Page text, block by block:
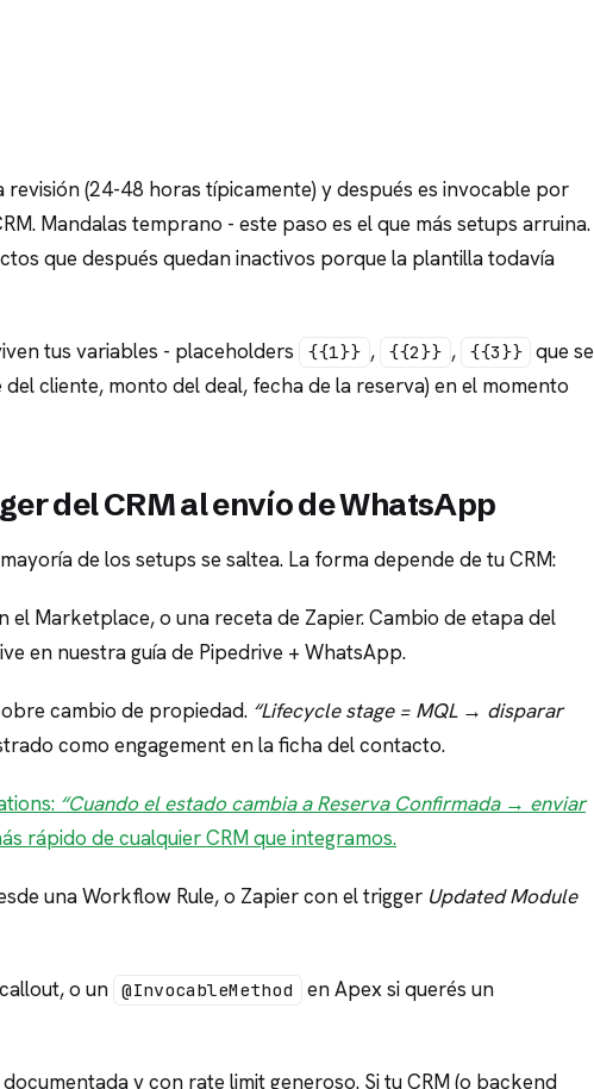
revisión (24-48 horas típicamente) y después es invocable por
Mandalas temprano - este paso es el que más setups arruina.
que después quedan inactivos porque la plantilla todavía
tus variables - placeholders {{1}} , {{2}} , {{3}} que se
cliente, monto del deal, fecha de la reserva) en el momento
del CRM al envío de WhatsApp
de los setups se saltea. La forma depende de tu CRM:
el Marketplace, o una receta de Zapier. Cambio de etapa del
en nuestra guía de Pipedrive + WhatsApp.
cambio de propiedad. “Lifecycle stage = MQL → disparar
como engagement en la ficha del contacto.
“Cuando el estado cambia a Reserva Confirmada → enviar
rápido de cualquier CRM que integramos.
una Workflow Rule, o Zapier con el trigger Updated Module
o un @InvocableMethod
en Apex si querés un
documentada y con rate limit generoso. Si tu CRM (o backend